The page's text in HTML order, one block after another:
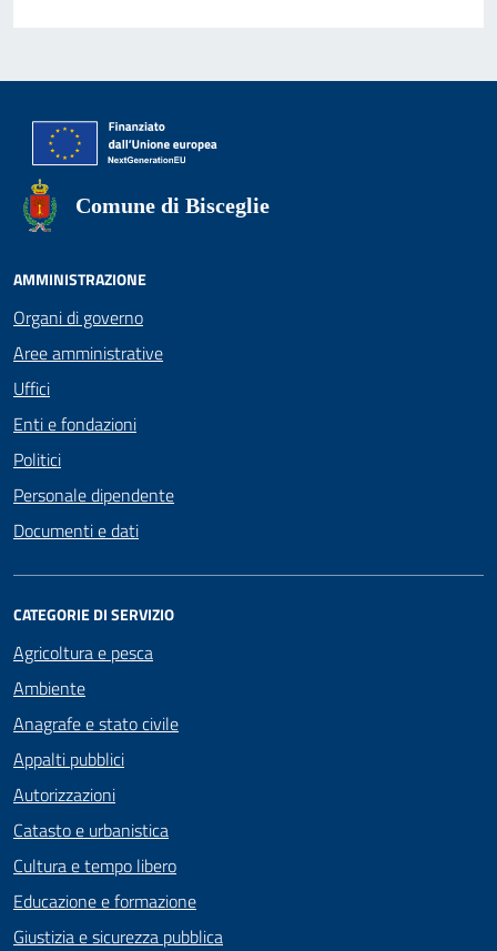
Comune di Bisceglie
AMMINISTRAZIONE
Organi di governo
Aree amministrative
Uffici
Enti e fondazioni
Politici
Personale dipendente
Documenti e dati
CATEGORIE DI SERVIZIO
Agricoltura e pesca
Ambiente
Anagrafe e stato civile
Appalti pubblici
Autorizzazioni
Catasto e urbanistica
Cultura e tempo libero
Educazione e formazione
Giustizia e sicurezza pubblica